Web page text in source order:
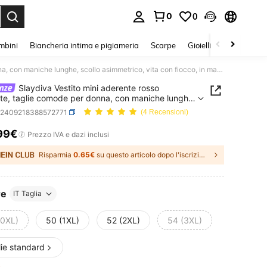
0 0
Biancheria intima e pigiameria Scarpe Gioielli E Accessori
Slaydiva Vestito mini aderente rosso elegante, taglie comode per donna, con maniche lunghe, scollo asimmetrico, vita con fiocco, in maglia garzata, adatto per festa, eventi, appuntamenti e uso quotidiano, adatto per autunno/inverno, San Valentino, Natale - M
Slaydiva Vestito mini aderente rosso
taglie comode per donna, con maniche lunghe,
vita con fiocco, in maglia garzata,
festa, eventi, appuntamenti e uso quotidiano,
autunno/inverno, San Valentino, Natale - M
(4 Recensioni)
AND AVAILABILITY
Prezzo IVA e dazi inclusi
Risparmia 0.65€ su questo articolo dopo l'iscrizione.
IT Taglia
50 (1XL) 52 (2XL) 54 (3XL)
standard